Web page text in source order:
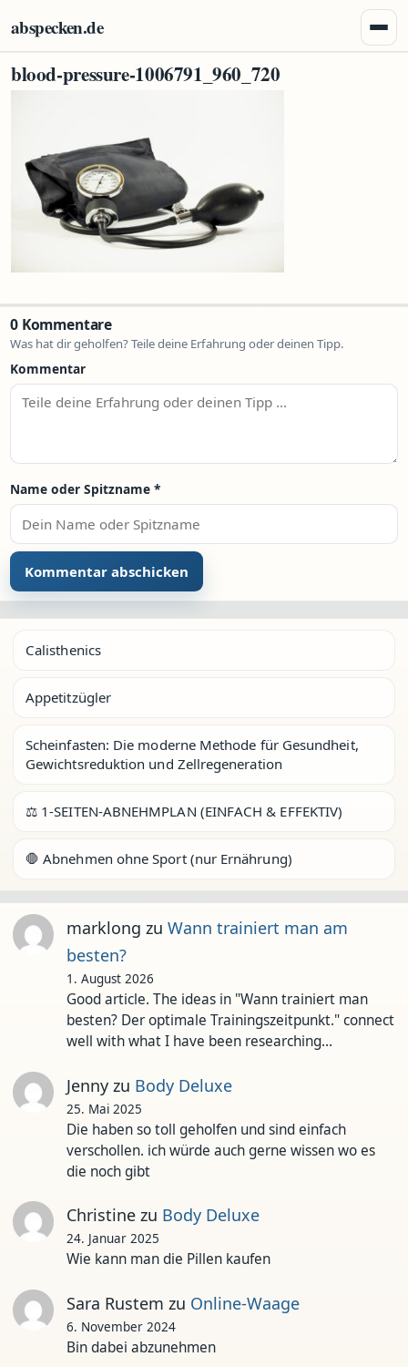
abspecken.de
blood-pressure-1006791_960_720
0 Kommentare
Was hat dir geholfen? Teile deine Erfahrung oder deinen Tipp.
Kommentar
Name oder Spitzname *
Calisthenics
Appetitzügler
Scheinfasten: Die moderne Methode für Gesundheit,
Gewichtsreduktion und Zellregeneration
⚖️ 1-SEITEN-ABNEHMPLAN (EINFACH & EFFEKTIV)
🛑 Abnehmen ohne Sport (nur Ernährung)
marklong zu Wann trainiert man am
besten?
1. August 2026
Good article. The ideas in "Wann trainiert man
besten? Der optimale Trainingszeitpunkt." connect
well with what I have been researching…
Jennyzu Body Deluxe
25. Mai 2025
Die haben so toll geholfen und sind einfach
verschollen. ich würde auch gerne wissen wo es
die noch gibt
Christinezu Body Deluxe
24. Januar 2025
Wie kann man die Pillen kaufen
Sara Rustem zu Online-Waage
6. November 2024
Bin dabei abzunehmen